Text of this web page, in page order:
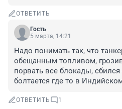
ОТВЕТИТЬ
Гость
5 марта, 14:21
Надо понимать так, что
обещанным топливом,
порвать все блокады,
болтается где то в
ОТВЕТИТЬ 1